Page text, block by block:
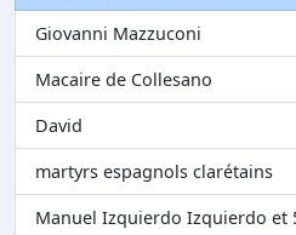
Giovanni Mazzuconi
Macaire de Collesano
David
martyrs espagnols clarétains
Manuel Izquierdo Izquierdo et